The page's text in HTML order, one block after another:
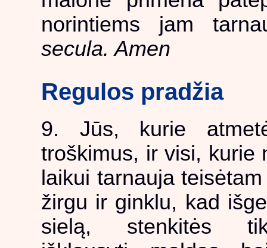
norintiems jam
secula. Amen
Regulos pradžia
9. Jūs, kurie
troškimus, ir visi, kurie
laikui tarnauja
žirgu ir ginklu, kad
sielą, stenkitės